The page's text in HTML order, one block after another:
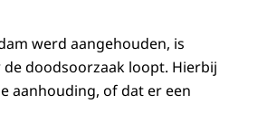
werd aangehouden, is
doodsoorzaak loopt. Hierbij
aanhouding, of dat er een